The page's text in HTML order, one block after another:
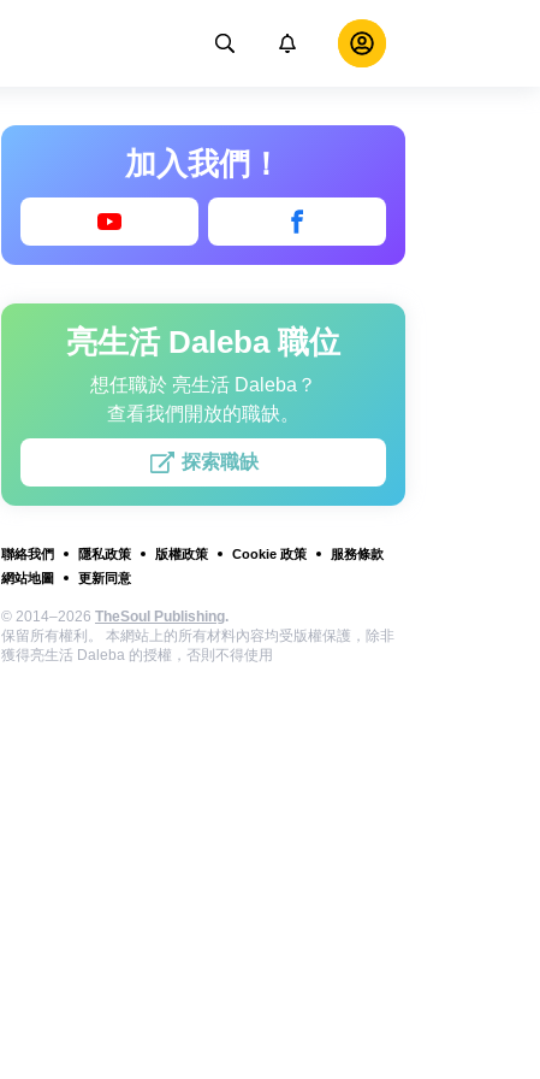
加入我們！
亮生活 Daleba 職位
想任職於 亮生活 Daleba？
查看我們開放的職缺。
探索職缺
聯絡我們 隱私政策 版權政策 Cookie 政策
服務條款
網站地圖
更新同意
© 2014–2026 TheSoul Publishing.
保留所有權利。 本網站上的所有材料內容均受版權保護，除非
獲得亮生活 Daleba 的授權，否則不得使用